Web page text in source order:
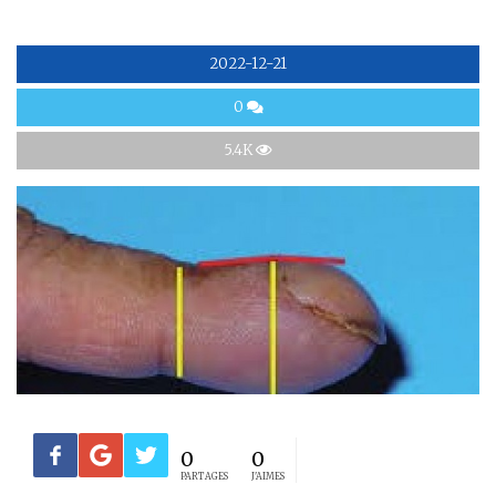
2022-12-21
0
5.4K
0
PARTAGES
0
J'AIMES